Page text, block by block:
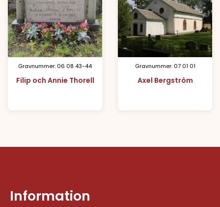
Gravnummer: 06 08 43-44
Filip och Annie Thorell
Gravnummer: 07 01 01
Axel Bergström
Information